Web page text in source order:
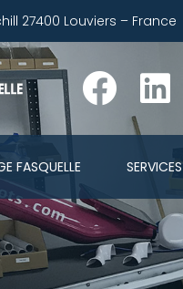
27400 Louviers – France
FASQUELLE SERVICES